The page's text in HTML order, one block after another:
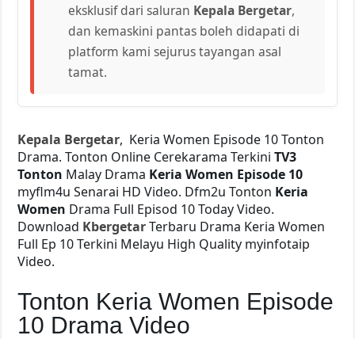
eksklusif dari saluran Kepala Bergetar,
dan kemaskini pantas boleh didapati di
platform kami sejurus tayangan asal
tamat.
Kepala Bergetar, Keria Women Episode 10 Tonton
Drama. Tonton Online Cerekarama TerkiniTV3
Tonton Malay Drama Keria Women Episode 10
myflm4u Senarai HD Video. Dfm2u Tonton Keria
Women Drama Full Episod 10 Today Video.
Download KbergetarTerbaru Drama Keria Women
Full Ep 10 Terkini Melayu High Quality myinfotaip
Video.
Tonton Keria Women Episode
10 Drama Video